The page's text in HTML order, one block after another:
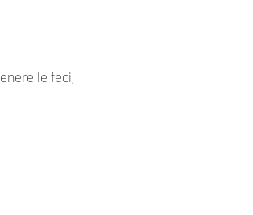
le feci,